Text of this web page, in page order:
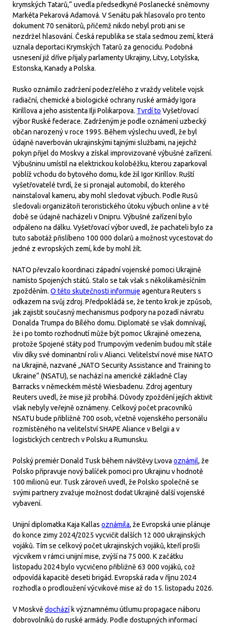
krymských Tatarů,“ uvedla předsedkyně Poslanecké sněmovny
Markéta Pekarová Adamová. V Senátu pak hlasovalo pro tento
dokument 70 senátorů, přičemž nikdo nebyl proti ani se
nezdržel hlasování. Česká republika se stala sedmou zemí, která
uznala deportaci Krymských Tatarů za genocidu. Podobná
usnesení již dříve přijaly parlamenty Ukrajiny, Litvy, Lotyšska,
Estonska, Kanady a Polska.
Rusko oznámilo zadržení podezřelého z vraždy velitele vojsk
radiační, chemické a biologické ochrany ruské armády Igora
Kirillova a jeho asistenta Ilji Polikarpova. Tvrdí to Vyšetřovací
výbor Ruské federace. Zadrženým je podle oznámení uzbecký
občan narozený v roce 1995. Během výslechu uvedl, že byl
údajně naverbován ukrajinskými tajnými službami, na jejichž
pokyn přijel do Moskvy a získal improvizované výbušné zařízení.
Výbušninu umístil na elektrickou koloběžku, kterou zaparkoval
poblíž vchodu do bytového domu, kde žil Igor Kirillov. Ruští
vyšetřovatelé tvrdí, že si pronajal automobil, do kterého
nainstaloval kameru, aby mohl sledovat výbuch. Podle Rusů
sledovali organizátoři teroristického útoku výbuch online a v té
době se údajně nacházeli v Dnipru. Výbušné zařízení bylo
odpáleno na dálku. Vyšetřovací výbor uvedl, že pachateli bylo za
tuto sabotáž přislíbeno 100 000 dolarů a možnost vycestovat do
jedné z evropských zemí, kde by mohl žít.
NATO převzalo koordinaci západní vojenské pomoci Ukrajině
namísto Spojených států. Stalo se tak však s několikaměsíčním
zpožděním. O této skutečnosti informuje agentura Reuters s
odkazem na svůj zdroj. Předpokládá se, že tento krok je způsob,
jak zajistit současný mechanismus podpory na pozadí návratu
Donalda Trumpa do Bílého domu. Diplomaté se však domnívají,
že i po tomto rozhodnutí může být pomoc Ukrajině omezena,
protože Spojené státy pod Trumpovým vedením budou mít stále
vliv díky své dominantní roli v Alianci. Velitelství nové mise NATO
na Ukrajině, nazvané „NATO Security Assistance and Training to
Ukraine“ (NSATU), se nachází na americké základně Clay
Barracks v německém městě Wiesbadenu. Zdroj agentury
Reuters uvedl, že mise již probíhá. Důvody zpoždění jejích aktivit
však nebyly veřejně oznámeny. Celkový počet pracovníků
NSATU bude přibližně 700 osob, včetně vojenského personálu
rozmístěného na velitelství SHAPE Aliance v Belgii a v
logistických centrech v Polsku a Rumunsku.
Polský premiér Donald Tusk během návštěvy Lvova oznámil, že
Polsko připravuje nový balíček pomoci pro Ukrajinu v hodnotě
100 milionů eur. Tusk zároveň uvedl, že Polsko společně se
svými partnery zvažuje možnost dodat Ukrajině další vojenské
vybavení.
Unijní diplomatka Kaja Kallas oznámila, že Evropská unie plánuje
do konce zimy 2024/2025 vycvičit dalších 12 000 ukrajinských
vojáků. Tím se celkový počet ukrajinských vojáků, kteří prošli
výcvikem v rámci unijní mise, zvýší na 75 000. K začátku
listopadu 2024 bylo vycvičeno přibližně 63 000 vojáků, což
odpovídá kapacitě deseti brigád. Evropská rada v říjnu 2024
rozhodla o prodloužení výcvikové mise až do 15. listopadu 2026.
V Moskvě dochází k významnému útlumu propagace náboru
dobrovolníků do ruské armády. Podle dostupných informací